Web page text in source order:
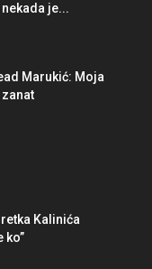
je...
Marukić: Moja
Kalinića
ko”